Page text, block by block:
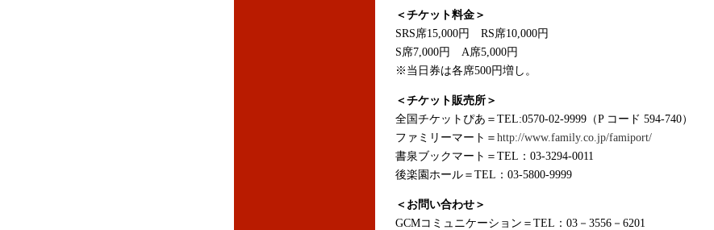
＜チケット料金＞
SRS席15,000円 RS席10,000円
S席7,000円 A席5,000円
※当日券は各席500円増し。
＜チケット販売所＞
全国チケットぴあ＝TEL:0570-02-9999（P コード 594-740）
ファミリーマート＝ http://www.family.co.jp/famiport/
書泉ブックマート＝TEL：03-3294-0011
後楽園ホール＝TEL：03-5800-9999
＜お問い合わせ＞
GCMコミュニケーション＝TEL：03－3556－6201